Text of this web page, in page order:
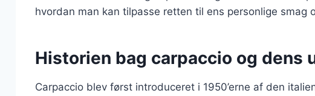
hvordan man kan tilpasse retten til ens personlige smag
Historien bag carpaccio og dens
Carpaccio blev først introduceret i 1950’erne af den